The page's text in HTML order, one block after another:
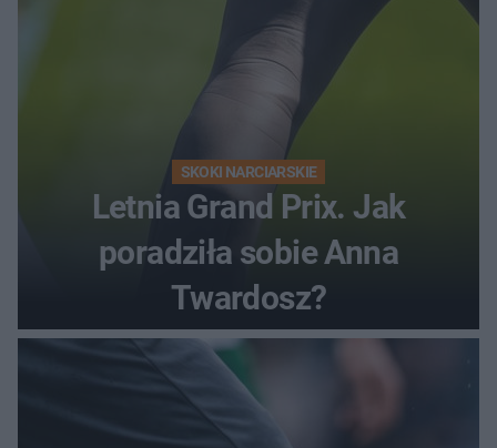
SKOKI NARCIARSKIE
Letnia Grand Prix. Jak
poradziła sobie Anna
Twardosz?